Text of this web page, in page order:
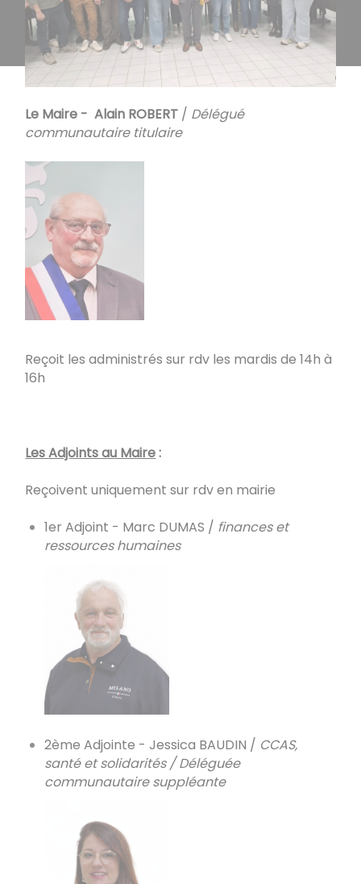
Le Maire - Alain ROBERT / Délégué
communautaire titulaire
Reçoit les administrés sur rdv les mardis de 14h à
16h
Les Adjoints au Maire:
Reçoivent uniquement sur rdv en mairie
1er Adjoint - Marc DUMAS / finances et
ressources humaines
2ème Adjointe - Jessica BAUDIN / CCAS,
santé et solidarités / Déléguée
communautaire suppléante